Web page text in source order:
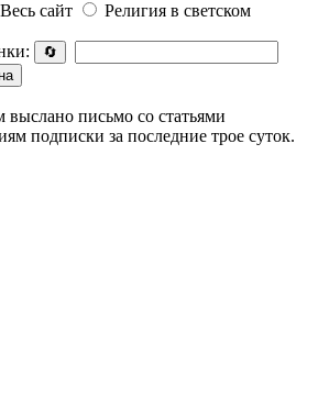
Весь сайт
Религия в светском
🔄
выслано письмо со статьями
подписки за последние трое суток.